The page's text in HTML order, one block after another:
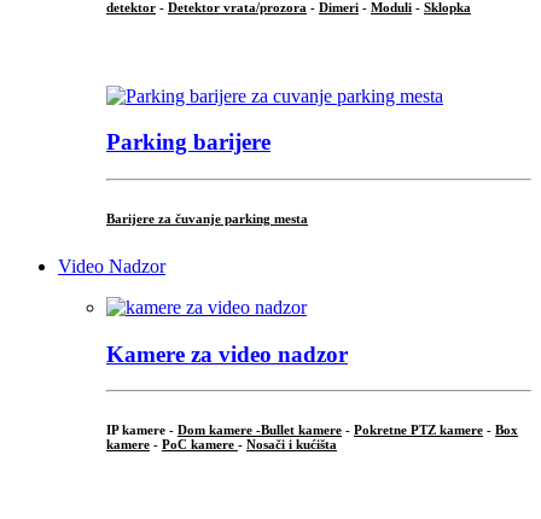
detektor - Detektor vrata/prozora - Dimeri - Moduli - Sklopka
Parking barijere
Barijere za čuvanje parking mesta
Video Nadzor
Kamere za video nadzor
IP kamere - Dom kamere -Bullet kamere - Pokretne PTZ kamere - Box
kamere - PoC kamere - Nosači i kućišta